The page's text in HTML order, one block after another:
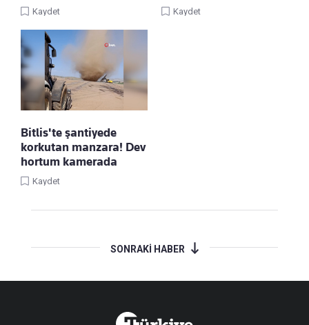
Kaydet Kaydet
Bitlis'te şantiyede
korkutan manzara! Dev
hortum kamerada
Kaydet
SONRAKİ HABER